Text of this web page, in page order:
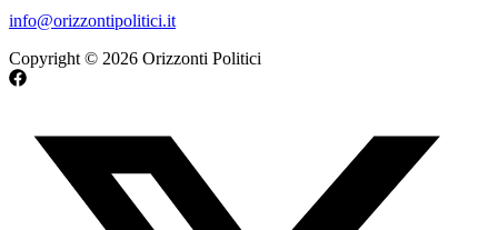
info@orizzontipolitici.it
Copyright © 2026 Orizzonti Politici